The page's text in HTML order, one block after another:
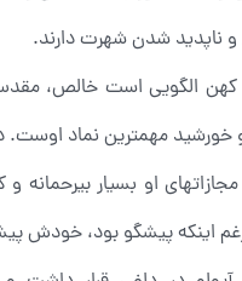
ناپدید شدن شهرت دارند.
کهن الگویی است خالص،
خورشید مهمترین نماد اوست.
او بسیار
اینکه پیشگو بود، خودش